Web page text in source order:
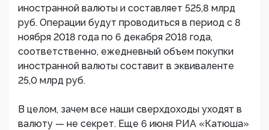
иностранной валюты и составляет 525,8 млрд
руб. Операции будут проводиться в период с 8
ноября 2018 года по 6 декабря 2018 года,
соответственно, ежедневный объем покупки
иностранной валюты составит в эквиваленте
25,0 млрд руб.
В целом, зачем все наши сверхдоходы уходят в
валюту — не секрет. Еще 6 июня РИА «Катюша»